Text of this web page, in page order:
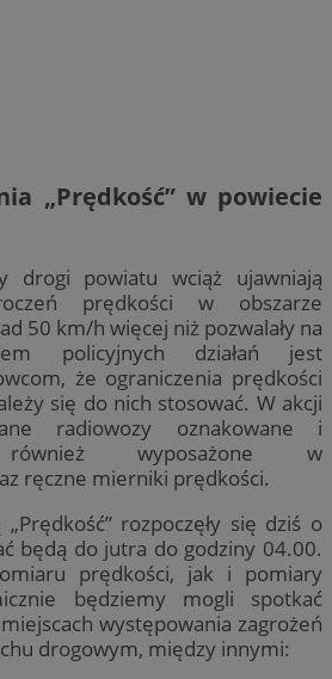
„Prędkość” w powiecie
drogi powiatu wciąż ujawniają
prędkości w obszarze
50 km/h więcej niż pozwalały na
policyjnych działań jest
że ograniczenia prędkości
się do nich stosować. W akcji
radiowozy oznakowane i
również wyposażone w
ręczne mierniki prędkości.
„Prędkość” rozpoczęły się dziś o
będą do jutra do godziny 04.00.
prędkości, jak i pomiary
będziemy mogli spotkać
występowania zagrożeń
drogowym, między innymi: